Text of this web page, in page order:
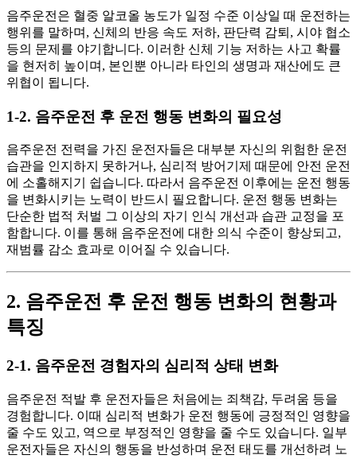
음주운전은 혈중 알코올 농도가 일정 수준 이상일 때 운전하는
행위를 말하며, 신체의 반응 속도 저하, 판단력 감퇴, 시야 협소
등의 문제를 야기합니다. 이러한 신체 기능 저하는 사고 확률
을 현저히 높이며, 본인뿐 아니라 타인의 생명과 재산에도 큰
위협이 됩니다.
1-2. 음주운전 후 운전 행동 변화의 필요성
음주운전 전력을 가진 운전자들은 대부분 자신의 위험한 운전
습관을 인지하지 못하거나, 심리적 방어기제 때문에 안전 운전
에 소홀해지기 쉽습니다. 따라서 음주운전 이후에는 운전 행동
을 변화시키는 노력이 반드시 필요합니다. 운전 행동 변화는
단순한 법적 처벌 그 이상의 자기 인식 개선과 습관 교정을 포
함합니다. 이를 통해 음주운전에 대한 의식 수준이 향상되고,
재범률 감소 효과로 이어질 수 있습니다.
2. 음주운전 후 운전 행동 변화의 현황과
특징
2-1. 음주운전 경험자의 심리적 상태 변화
음주운전 적발 후 운전자들은 처음에는 죄책감, 두려움 등을
경험합니다. 이때 심리적 변화가 운전 행동에 긍정적인 영향을
줄 수도 있고, 역으로 부정적인 영향을 줄 수도 있습니다. 일부
운전자들은 자신의 행동을 반성하며 운전 태도를 개선하려 노